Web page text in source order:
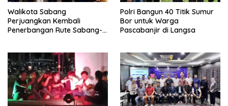
Walikota Sabang
Perjuangkan Kembali
Penerbangan Rute Sabang-
Polri Bangun 40 Titik Sumur
Bor untuk Warga
Pascabanjir di Langsa